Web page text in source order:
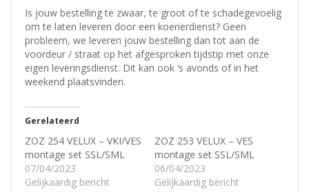
Is jouw bestelling te zwaar, te groot of te schadegevoelig
om te laten leveren door een koerierdienst? Geen
probleem, we leveren jouw bestelling dan tot aan de
voordeur / straat op het afgesproken tijdstip met onze
eigen leveringsdienst. Dit kan ook ‘s avonds of in het
weekend plaatsvinden.
Gerelateerd
ZOZ 254 VELUX – VKI/VES
montage set SSL/SML
07/04/2023
Gelijkaardig bericht
ZOZ 253 VELUX – VES
montage set SSL/SML
06/04/2023
Gelijkaardig bericht